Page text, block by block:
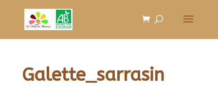
Galette_sarrasin